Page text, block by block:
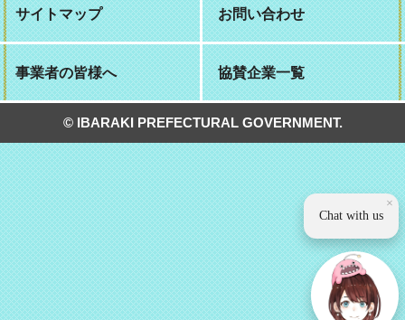
サイトマップ お問い合わせ
事業者の皆様へ 協賛企業一覧
© IBARAKI PREFECTURAL GOVERNMENT.
×
Chat with us